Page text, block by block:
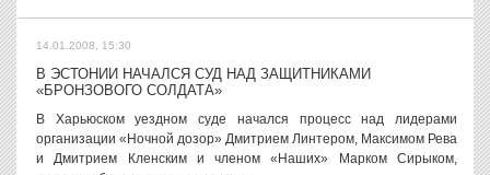
14.01.2008, 15:30
В ЭСТОНИИ НАЧАЛСЯ СУД НАД ЗАЩИТНИКАМИ
«БРОНЗОВОГО СОЛДАТА»
В Харьюском уездном суде начался процесс над лидерами
организации «Ночной дозор» Дмитрием Линтером, Максимом Рева
и Дмитрием Кленским и членом «Наших» Марком Сирыком,